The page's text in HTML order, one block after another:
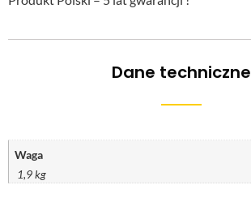
Dane techniczne
Waga
1,9 kg